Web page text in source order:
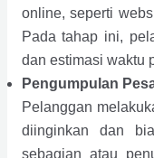
online, seperti
Pada tahap ini,
dan estimasi waktu
Pengumpulan
Pelanggan
diinginkan dan
sebagian atau